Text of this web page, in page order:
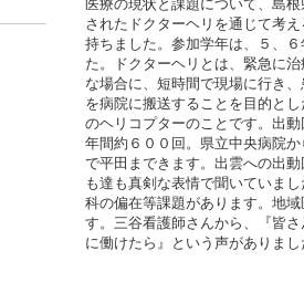
医療の現状と課題について、島根
されたドクターヘリを通じて考え
持ちました。参加学年は、５、６
た。ドクターヘリとは、緊急に
な場合に、短時間で現場に行き、
を病院に搬送することを目的とし
のヘリコプターのことです。出動
年間約６００回。県立中央病院か
で平田まできます。出雲への出
も達も真剣な表情で聞いていま
科の偏在等課題があります。地
す。三谷看護師さんから、『皆
に働けたら』という声がありま